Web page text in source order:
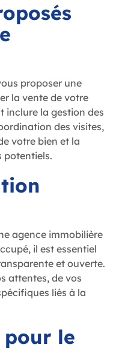
proposer une
la vente de votre
inclure la gestion des
des visites,
votre bien et la
potentiels.
agence immobilière
il est essentiel
et ouverte.
attentes, de vos
liés à la
pour le